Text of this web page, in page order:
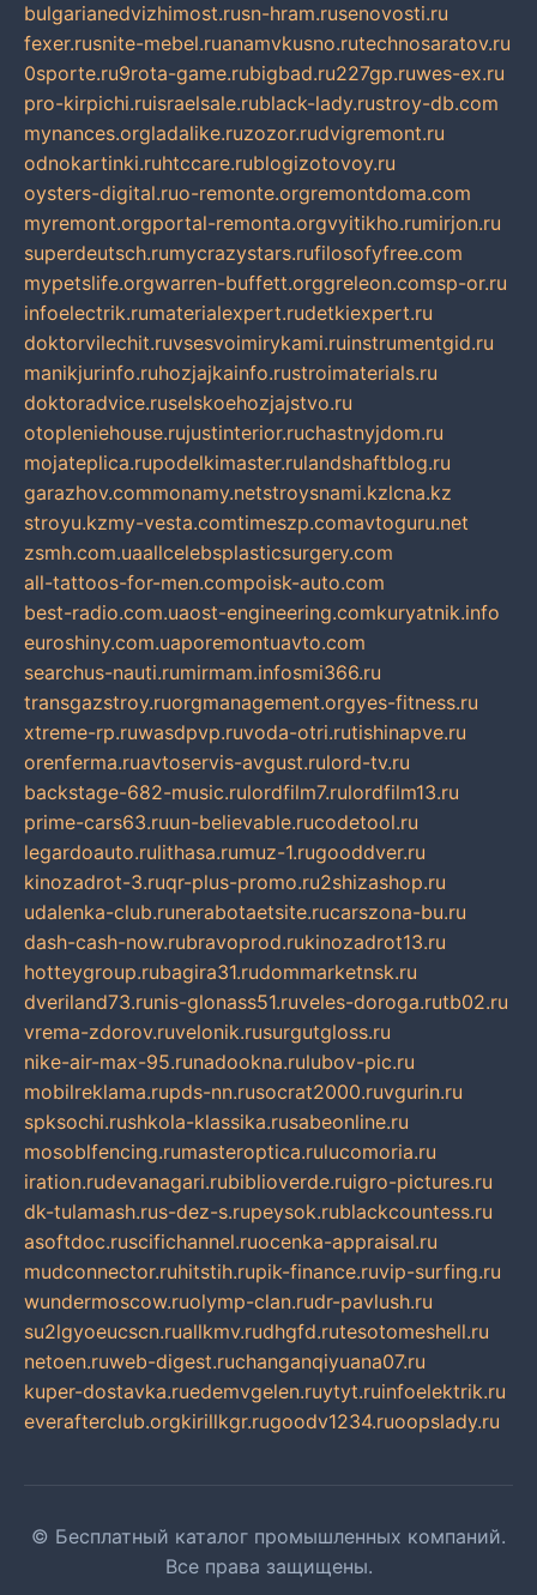
bulgarianedvizhimost.rusn-hram.rusenovosti.ru
fexer.rusnite-mebel.ruanamvkusno.rutechnosaratov.ru
0sporte.ru9rota-game.rubigbad.ru227gp.ruwes-ex.ru
pro-kirpichi.ruisraelsale.rublack-lady.rustroy-db.com
mynances.orgladalike.ruzozor.rudvigremont.ru
odnokartinki.ruhtccare.rublogizotovoy.ru
oysters-digital.ruo-remonte.orgremontdoma.com
myremont.orgportal-remonta.orgvyitikho.rumirjon.ru
superdeutsch.rumycrazystars.rufilosofyfree.com
mypetslife.orgwarren-buffett.orggreleon.comsp-or.ru
infoelectrik.rumaterialexpert.rudetkiexpert.ru
doktorvilechit.ruvsesvoimirykami.ruinstrumentgid.ru
manikjurinfo.ruhozjajkainfo.rustroimaterials.ru
doktoradvice.ruselskoehozjajstvo.ru
otopleniehouse.rujustinterior.ruchastnyjdom.ru
mojateplica.rupodelkimaster.rulandshaftblog.ru
garazhov.commonamy.netstroysnami.kzlcna.kz
stroyu.kzmy-vesta.comtimeszp.comavtoguru.net
zsmh.com.uaallcelebsplasticsurgery.com
all-tattoos-for-men.compoisk-auto.com
best-radio.com.uaost-engineering.comkuryatnik.info
euroshiny.com.uaporemontuavto.com
searchus-nauti.rumirmam.infosmi366.ru
transgazstroy.ruorgmanagement.orgyes-fitness.ru
xtreme-rp.ruwasdpvp.ruvoda-otri.rutishinapve.ru
orenferma.ruavtoservis-avgust.rulord-tv.ru
backstage-682-music.rulordfilm7.rulordfilm13.ru
prime-cars63.ruun-believable.rucodetool.ru
legardoauto.rulithasa.rumuz-1.rugooddver.ru
kinozadrot-3.ruqr-plus-promo.ru2shizashop.ru
udalenka-club.runerabotaetsite.rucarszona-bu.ru
dash-cash-now.rubravoprod.rukinozadrot13.ru
hotteygroup.rubagira31.rudommarketnsk.ru
dveriland73.runis-glonass51.ruveles-doroga.rutb02.ru
vrema-zdorov.ruvelonik.rusurgutgloss.ru
nike-air-max-95.runadookna.rulubov-pic.ru
mobilreklama.rupds-nn.rusocrat2000.ruvgurin.ru
spksochi.rushkola-klassika.rusabeonline.ru
mosoblfencing.rumasteroptica.rulucomoria.ru
iration.rudevanagari.rubiblioverde.ruigro-pictures.ru
dk-tulamash.rus-dez-s.rupeysok.rublackcountess.ru
asoftdoc.ruscifichannel.ruocenka-appraisal.ru
mudconnector.ruhitstih.rupik-finance.ruvip-surfing.ru
wundermoscow.ruolymp-clan.rudr-pavlush.ru
su2lgyoeucscn.ruallkmv.rudhgfd.rutesotomeshell.ru
netoen.ruweb-digest.ruchanganqiyuana07.ru
kuper-dostavka.ruedemvgelen.ruytyt.ruinfoelektrik.ru
everafterclub.orgkirillkgr.rugoodv1234.ruoopslady.ru
© Бесплатный каталог промышленных компаний.
Все права защищены.